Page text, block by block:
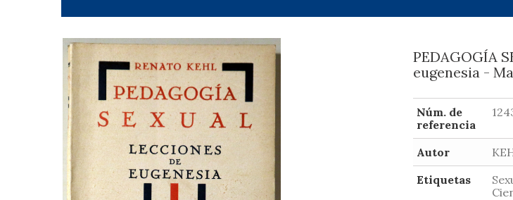
PEDAGOGÍA
eugenesia -
Núm. de
referencia
Autor
Etiquetas